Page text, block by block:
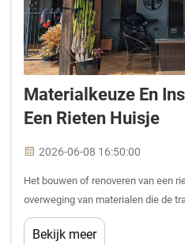
Materialkeuze En
Een Rieten Huisje
2026-06-08 16:50:00
Het bouwen of renoveren van een
overweging van materialen die de
terwijl ze tegelijkertijd voldoen aan
selectieproces omvat het
Bekijk meer